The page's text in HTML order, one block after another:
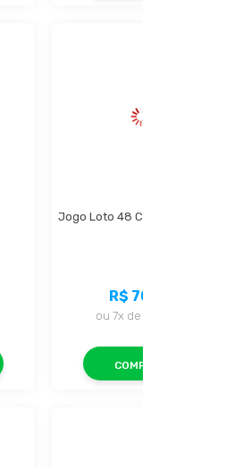
Jogo Loto 48 Cartões Xalingo
R$ 70,99
ou 7x de
COMPRAR